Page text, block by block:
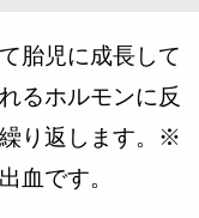
胎児に成長して
るホルモンに反
り返します。※
血です。